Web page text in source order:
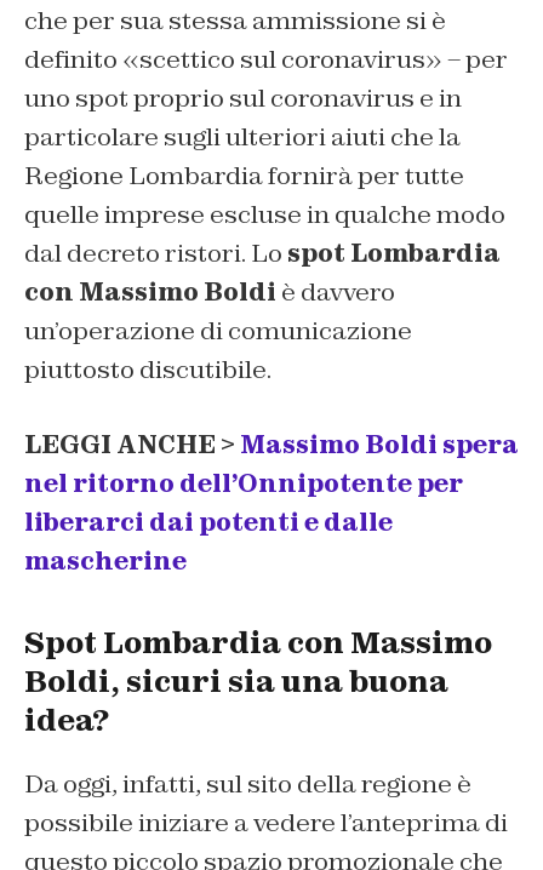
che per sua stessa ammissione si è
definito «scettico sul coronavirus» – per
uno spot proprio sul coronavirus e in
particolare sugli ulteriori aiuti che la
Regione Lombardia fornirà per tutte
quelle imprese escluse in qualche modo
dal decreto ristori. Lo spot Lombardia
con Massimo Boldi è davvero
un’operazione di comunicazione
piuttosto discutibile.
LEGGI ANCHE > Massimo Boldi spera
nel ritorno dell’Onnipotente per
liberarci dai potenti e dalle
mascherine
Spot Lombardia con Massimo
Boldi, sicuri sia una buona
idea?
Da oggi, infatti, sul sito della regione è
possibile iniziare a vedere l’anteprima di
questo piccolo spazio promozionale che